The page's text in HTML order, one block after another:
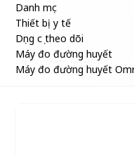
Danh mục
Thiết bị y tế
Dụng cụ theo dõi
Máy đo đường huyết
Máy đo đường huyết